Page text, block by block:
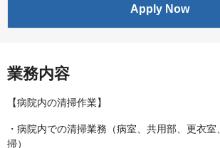
Apply Now
業務内容
【病院内の清掃作業】
・病院内での清掃業務（病室、共用部、更衣
掃）